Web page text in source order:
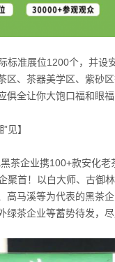
标准展位1200个，并
区、茶器美学区、紫砂
全让你大饱口福和眼
见】
茶企业携100+款安化
聚首！以白大师、古
高马溪等为代表的黑茶
茶企业等蓄势待发，尽